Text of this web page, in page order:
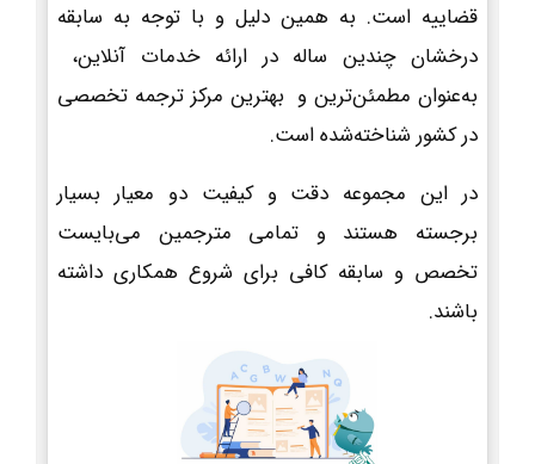
قضاییه است. به همین دلیل و با توجه به سابقه
درخشان چندین ساله در ارائه خدمات آنلاین،
به‌عنوان مطمئن‌ترین و بهترین مرکز ترجمه تخصصی
در کشور شناخته‌شده است.
در این مجموعه دقت و کیفیت دو معیار بسیار
برجسته هستند و تمامی مترجمین می‌بایست
تخصص و سابقه کافی برای شروع همکاری داشته
باشند.